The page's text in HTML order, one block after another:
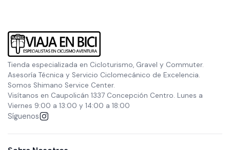
Tienda especializada en Cicloturismo, Gravel y Commuter.
Asesoría Técnica y Servicio Ciclomecánico de Excelencia.
Somos Shimano Service Center.
Visítanos en Caupolicán 1337 Concepción Centro. Lunes a
Viernes 9:00 a 13:00 y 14:00 a 18:00
Síguenos